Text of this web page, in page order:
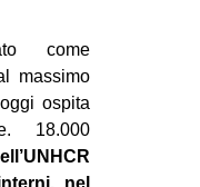
come
massimo
ospita
18.000